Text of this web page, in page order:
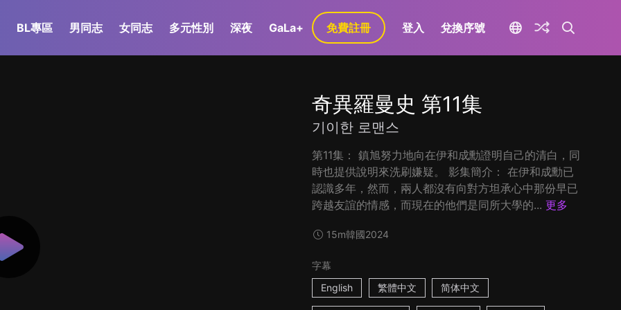
BL專區 男同志 女同志 多元性別 深夜 GaLa+ 免費註冊 登入 兌換序號
奇異羅曼史 第11集
기이한 로맨스
第11集： 鎮旭努力地向在伊和成勳證明自己的清白，同
時也提供說明來洗刷嫌疑。 影集簡介： 在伊和成勳已
認識多年，然而，兩人都沒有向對方坦承心中那份早已
跨越友誼的情感，而現在的他們是同所大學的... 更多
15m韓國2024
字幕
English
繁體中文 简体中文